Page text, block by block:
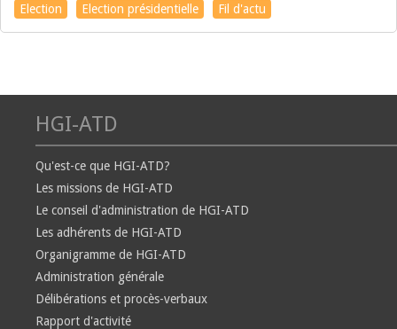
Election Election présidentielle Fil d'actu
HGI-ATD
Qu'est-ce que HGI-ATD?
Les missions de HGI-ATD
Le conseil d'administration de HGI-ATD
Les adhérents de HGI-ATD
Organigramme de HGI-ATD
Administration générale
Délibérations et procès-verbaux
Rapport d'activité